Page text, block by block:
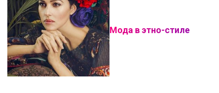
Мода в этно-стиле